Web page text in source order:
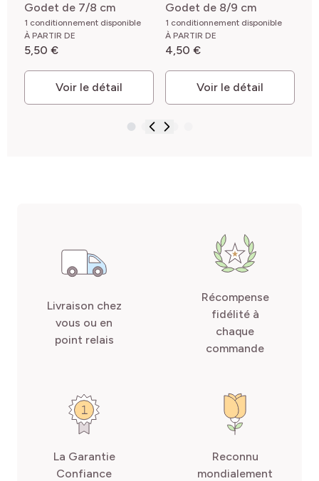
Godet de 7/8 cm
1 conditionnement disponible
À PARTIR DE
5,50 €
Voir le détail
Godet de 8/9 cm
1 conditionnement disponible
À PARTIR DE
4,50 €
Voir le détail
Livraison chez
vous ou en
point relais
Récompense
fidélité à
chaque
commande
La Garantie
Confiance
Reconnu
mondialement